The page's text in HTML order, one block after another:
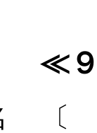
≪
〔